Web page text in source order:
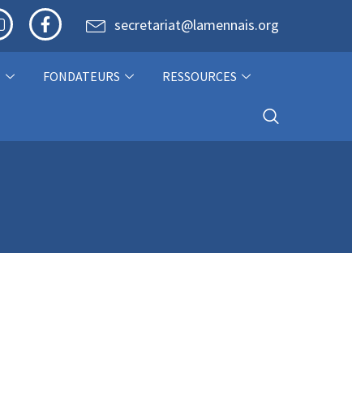
secretariat@lamennais.org
FONDATEURS
RESSOURCES